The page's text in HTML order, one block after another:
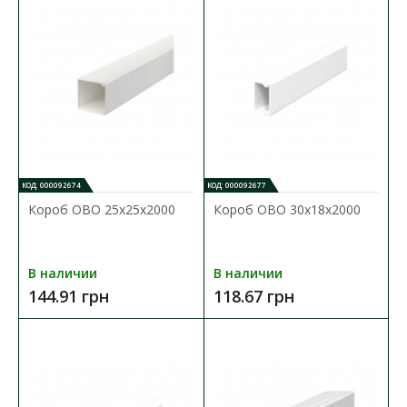
В сравнения
КОД: 000092674
Короб OBO 25x25x2000
В наличии
144.91 грн
КОД: 000092677
Короб OBO 30x18x2000
В наличии
118.67 грн